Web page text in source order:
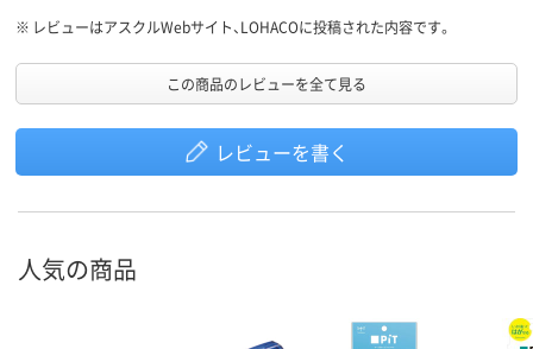
※ レビューはアスクルWebサイト、LOHACOに投稿された内容です。
この商品のレビューを全て見る
レビューを書く
人気の商品